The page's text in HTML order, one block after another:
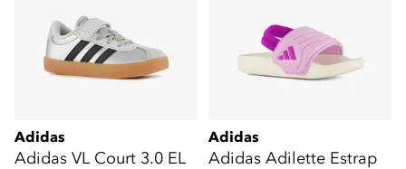
Adidas
Adidas VL Court 3.0 EL
Adidas
Adidas Adilette Estrap